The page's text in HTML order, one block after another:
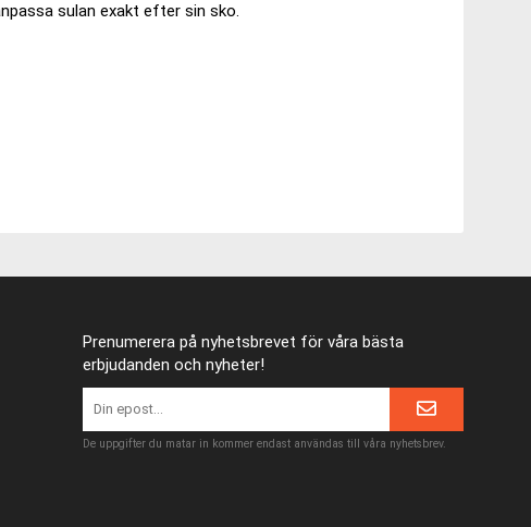
sulan exakt efter sin sko.
Prenumerera på nyhetsbrevet för våra bästa
erbjudanden och nyheter!
De uppgifter du matar in kommer endast användas till våra nyhetsbrev.